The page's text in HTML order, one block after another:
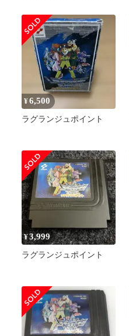
¥6,500
ラグランジュポイント
¥3,999
ラグランジュポイント